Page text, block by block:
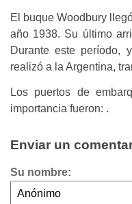
El buque Woodbury
año 1938. Su último
Durante este
realizó a la Argentina,
Los puertos de
importancia fueron: .
Enviar un
Su nombre: